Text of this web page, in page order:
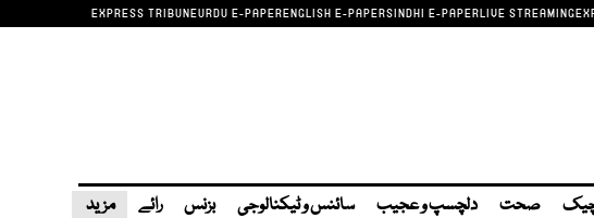
EXPRESS TRIBUNEURDU E-PAPERENGLISH E-PAPERSINDHI E-PAPERLIVE STREAMING
صحت دلچسپ و عجیب سائنس و ٹیکنالوجی بزنس رائے مزید